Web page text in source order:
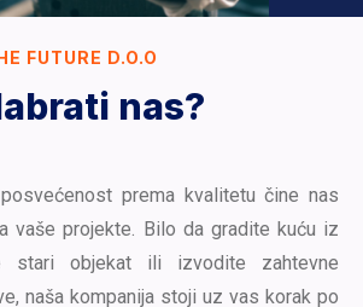
FUTURE D.O.O
nas?
prema kvalitetu čine nas
vaše projekte. Bilo da gradite kuću iz
stari objekat ili izvodite zahtevne
naša kompanija stoji uz vas korak po